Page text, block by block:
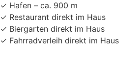
✓ Hafen – ca. 900 m
✓ Restaurant direkt im Haus
✓ Biergarten direkt im Haus
✓ Fahrradverleih direkt im Haus